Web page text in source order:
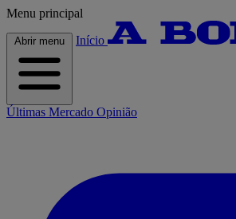
Menu principal
Abrir menu Início
Últimas Mercado Opinião